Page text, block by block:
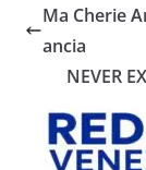
Ma Cherie
ancia
NEVER